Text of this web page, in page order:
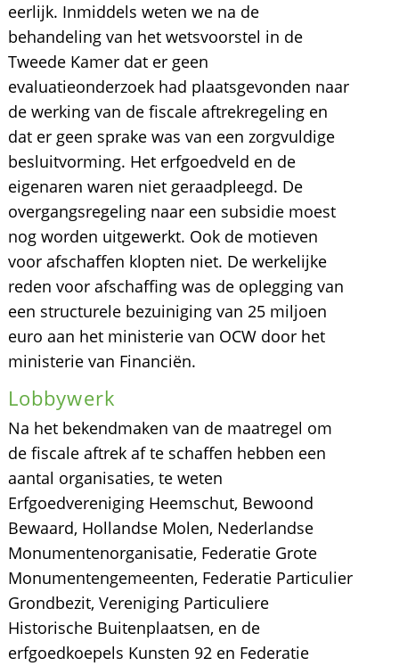
eerlijk. Inmiddels weten we na de
behandeling van het wetsvoorstel in de
Tweede Kamer dat er geen
evaluatieonderzoek had plaatsgevonden naar
de werking van de fiscale aftrekregeling en
dat er geen sprake was van een zorgvuldige
besluitvorming. Het erfgoedveld en de
eigenaren waren niet geraadpleegd. De
overgangsregeling naar een subsidie moest
nog worden uitgewerkt. Ook de motieven
voor afschaffen klopten niet. De werkelijke
reden voor afschaffing was de oplegging van
een structurele bezuiniging van 25 miljoen
euro aan het ministerie van OCW door het
ministerie van Financiën.
Lobbywerk
Na het bekendmaken van de maatregel om
de fiscale aftrek af te schaffen hebben een
aantal organisaties, te weten
Erfgoedvereniging Heemschut, Bewoond
Bewaard, Hollandse Molen, Nederlandse
Monumentenorganisatie, Federatie Grote
Monumentengemeenten, Federatie Particulier
Grondbezit, Vereniging Particuliere
Historische Buitenplaatsen, en de
erfgoedkoepels Kunsten 92 en Federatie